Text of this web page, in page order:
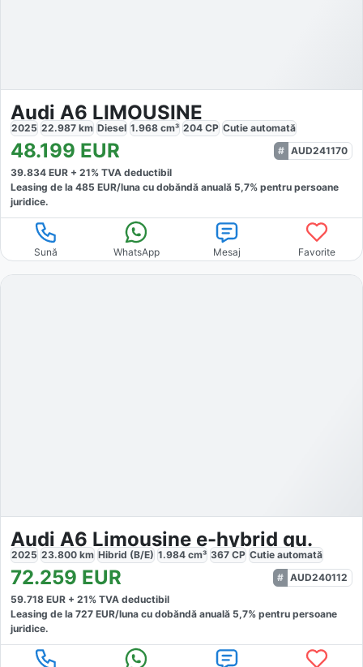
Audi A6 LIMOUSINE
2025 22.987 km Diesel 1.968 cm³ 204 CP Cutie automată
48.199 EUR
AUD241170
39.834 EUR + 21% TVA deductibil
Leasing de la 485 EUR/luna cu dobăndă anuală 5,7% pentru persoane
juridice.
Sună WhatsApp Mesaj Favorite
Audi A6 Limousine e-hybrid qu.
2025 23.800 km Hibrid (B/E) 1.984 cm³ 367 CP Cutie automată
72.259 EUR
AUD240112
59.718 EUR + 21% TVA deductibil
Leasing de la 727 EUR/luna cu dobăndă anuală 5,7% pentru persoane
juridice.